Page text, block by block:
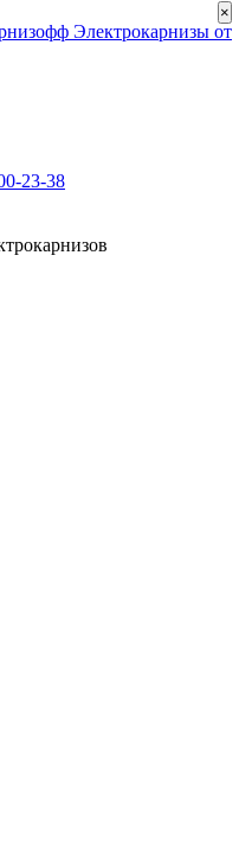
Электрокарнизы от
23-38
×